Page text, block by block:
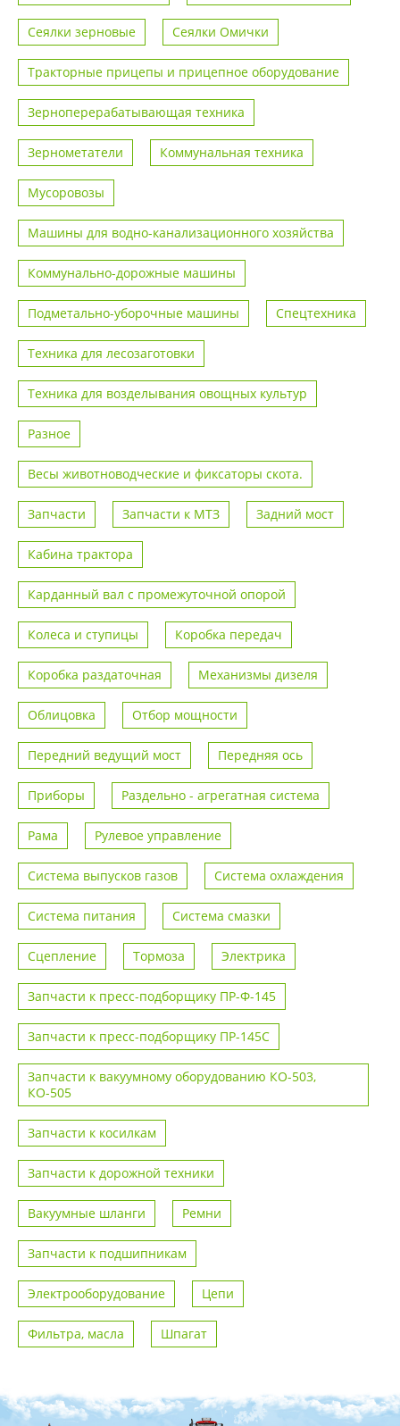
Сеялки зерновые Сеялки Омички
Тракторные прицепы и прицепное оборудование
Зерноперерабатывающая техника
Зернометатели Коммунальная техника
Мусоровозы
Машины для водно-канализационного хозяйства
Коммунально-дорожные машины
Подметально-уборочные машины Спецтехника
Техника для лесозаготовки
Техника для возделывания овощных культур
Разное
Весы животноводческие и фиксаторы скота.
Запчасти Запчасти к МТЗ Задний мост
Кабина трактора
Карданный вал с промежуточной опорой
Колеса и ступицы Коробка передач
Коробка раздаточная Механизмы дизеля
Облицовка Отбор мощности
Передний ведущий мост Передняя ось
Приборы Раздельно - агрегатная система
Рама Рулевое управление
Система выпусков газов Система охлаждения
Система питания Система смазки
Сцепление Тормоза Электрика
Запчасти к пресс-подборщику ПР-Ф-145
Запчасти к пресс-подборщику ПР-145С
Запчасти к вакуумному оборудованию КО-503,
КО-505
Запчасти к косилкам
Запчасти к дорожной техники
Вакуумные шланги Ремни
Запчасти к подшипникам
Электрооборудование Цепи
Фильтра, масла Шпагат